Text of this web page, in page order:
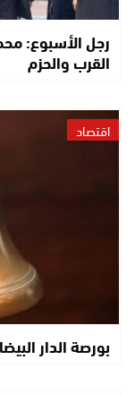
رجل الأسبوع:
القرب والحزم
اقتصاد
بورصة الدار